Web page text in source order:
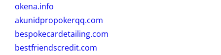
okena.info
akunidpropokerqq.com
bespokecardetailing.com
bestfriendscredit.com